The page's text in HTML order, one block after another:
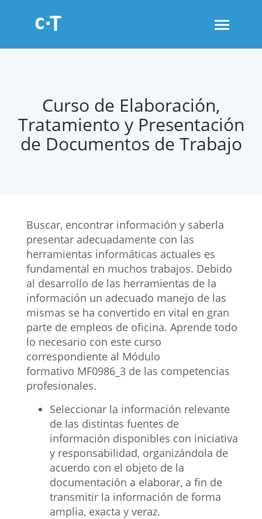
Toggle
Curso de Elaboración,
Tratamiento y Presentación
de Documentos de Trabajo
Buscar, encontrar información y saberla
presentar adecuadamente con las
herramientas informáticas actuales es
fundamental en muchos trabajos. Debido
al desarrollo de las herramientas de la
información un adecuado manejo de las
mismas se ha convertido en vital en gran
parte de empleos de oficina. Aprende todo
lo necesario con este curso
correspondiente al Módulo
formativo MF0986_3 de las competencias
profesionales.
Seleccionar la información relevante
de las distintas fuentes de
información disponibles con iniciativa
y responsabilidad, organizándola de
acuerdo con el objeto de la
documentación a elaborar, a fin de
transmitir la información de forma
amplia, exacta y veraz.